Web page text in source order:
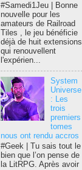
#Samedi1Jeu | Bonne
nouvelle pour les
amateurs de Railroad
Tiles , le jeu bénéficie
déjà de huit extensions
qui renouvellent
l'expérien...
System
Universe
: Les
trois
premiers
tomes
nous ont rendu accros
#Geek | Tu sais tout le
bien que l’on pense de
la LitRPG. Après avoir